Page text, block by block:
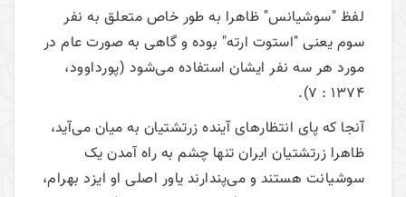
لفظ "سوشیانس" ظاهرا به طور خاص متعلق به نفر
سوم یعنی "استوت ارته" بوده و گاهی به صورت عام در
مورد هر سه نفر ایشان استفاده می‌شود (پورداوود،
1374 : 7).
آنجا که پای انتظارهای آینده زرتشتیان به میان می‌آید،
ظاهرا زرتشتیان ایران تنها چشم به راه آمدن یک
سوشیانت هستند و می‌پندارند یاور اصلی او ایزد بهرام،